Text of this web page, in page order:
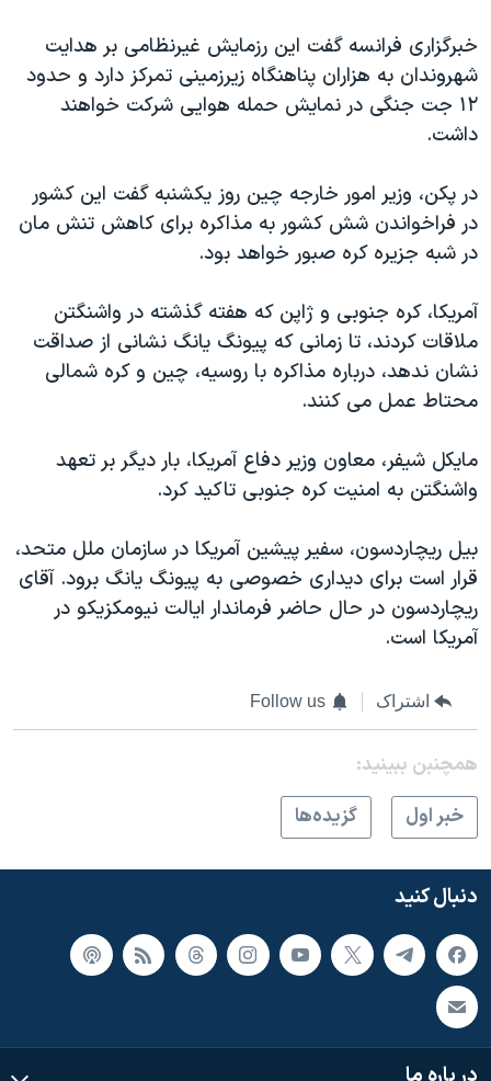
خبرگزاری فرانسه گفت این رزمایش غیرنظامی بر هدایت
شهروندان به هزاران پناهنگاه زیرزمینی تمرکز دارد و حدود
۱۲ جت جنگی در نمایش حمله هوایی شرکت خواهند
داشت.
در پکن، وزیر امور خارجه چین روز یکشنبه گفت این کشور
در فراخواندن شش کشور به مذاکره برای کاهش تنش مان
در شبه جزیره کره صبور خواهد بود.
آمریکا، کره جنوبی و ژاپن که هفته گذشته در واشنگتن
ملاقات کردند، تا زمانی که پیونگ یانگ نشانی از صداقت
نشان ندهد، درباره مذاکره با روسیه، چین و کره شمالی
محتاط عمل می کنند.
مایکل شیفر، معاون وزیر دفاع آمریکا، بار دیگر بر تعهد
واشنگتن به امنیت کره جنوبی تاکید کرد.
بیل ریچاردسون، سفیر پیشین آمریکا در سازمان ملل متحد،
قرار است برای دیداری خصوصی به پیونگ یانگ برود. آقای
ریچاردسون در حال حاضر فرماندار ایالت نیومکزیکو در
آمریکا است.
اشتراک Follow us
همچنبن ببینید:
خبر اول
گزيده‌ها
دنبال کنید